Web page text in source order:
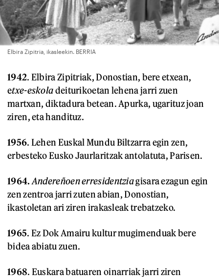
Elbira Zipitria, ikasleekin. BERRIA
1942. Elbira Zipitriak, Donostian, bere etxean,
etxe-eskoladeiturikoetan lehena jarri zuen
martxan, diktadura betean. Apurka, ugarituz joan
ziren, eta handituz.
1956. Lehen Euskal Mundu Biltzarra egin zen,
erbesteko Eusko Jaurlaritzak antolatuta, Parisen.
1964. Andereñoen erresidentziagisara ezagun egin
zen zentroa jarri zuten abian, Donostian,
ikastoletan ari ziren irakasleak trebatzeko.
1965. Ez Dok Amairu kultur mugimenduak bere
bidea abiatu zuen.
1968. Euskara batuaren oinarriak jarri ziren